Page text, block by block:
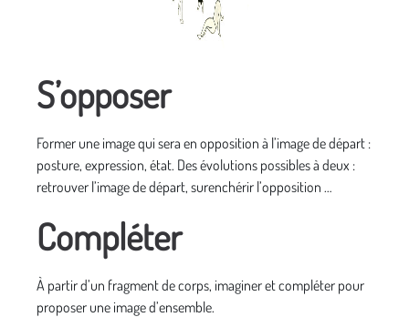
S’opposer
Former une image qui sera en opposition à l’image de départ :
posture, expression, état. Des évolutions possibles à deux :
retrouver l’image de départ, surenchérir l’opposition …
Compléter
À partir d’un fragment de corps, imaginer et compléter pour
proposer une image d’ensemble.